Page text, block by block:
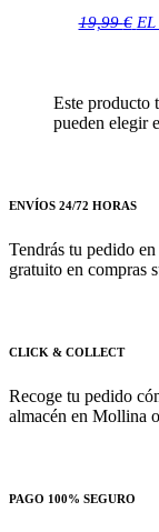
19,99€ EL
Este producto
pueden elegir
ENVÍOS 24/72 HORAS
Tendrás tu pedido
gratuito en compras
CLICK & COLLECT
Recoge tu pedido
almacén en Mollina
PAGO 100% SEGURO